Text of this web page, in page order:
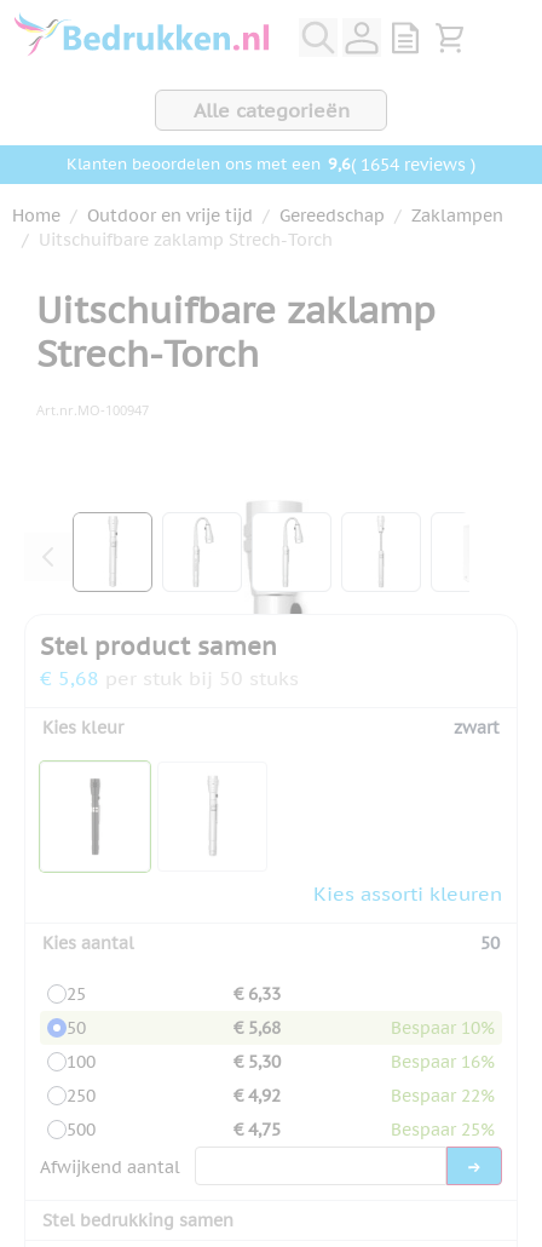
Ga naar de inhoud
View quote,
Bekijk
Alle categorieën
Klanten beoordelen ons met een 9,6( 1654 reviews )
Home / Outdoor en vrije tijd / Gereedschap / Zaklampen
/ Uitschuifbare zaklamp Strech-Torch
Uitschuifbare zaklamp
Strech-Torch
Art.nr. MO-100947
Klik om afbeelding op volledig scherm te bekijken
View larger imageView larger imageView larger image
View larger
Stel product samen
€ 5,68 per stuk bij 50 stuks
Kies kleur zwart
Kies assorti kleuren
Kies aantal 50
25
€ 6,33
50
€ 5,68
Bespaar 10%
100
€ 5,30
Bespaar 16%
250
€ 4,92
Bespaar 22%
500
€ 4,75
Bespaar 25%
Afwijkend aantal
Stel bedrukking samen